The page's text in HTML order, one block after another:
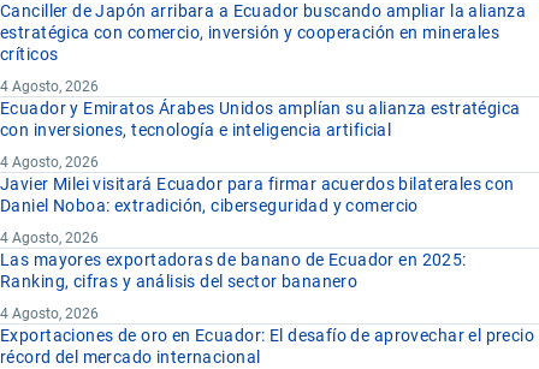
Canciller de Japón arribara a Ecuador buscando ampliar la alianza
estratégica con comercio, inversión y cooperación en minerales
críticos
4 Agosto, 2026
Ecuador y Emiratos Árabes Unidos amplían su alianza estratégica
con inversiones, tecnología e inteligencia artificial
4 Agosto, 2026
Javier Milei visitará Ecuador para firmar acuerdos bilaterales con
Daniel Noboa: extradición, ciberseguridad y comercio
4 Agosto, 2026
Las mayores exportadoras de banano de Ecuador en 2025:
Ranking, cifras y análisis del sector bananero
4 Agosto, 2026
Exportaciones de oro en Ecuador: El desafío de aprovechar el precio
récord del mercado internacional